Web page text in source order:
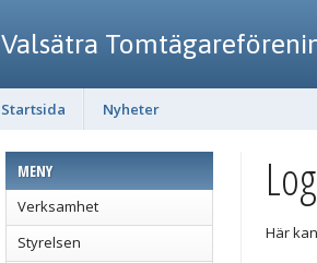
Valsätra
Startsida
Nyheter
MENY
Verksamhet
Styrelsen
Här